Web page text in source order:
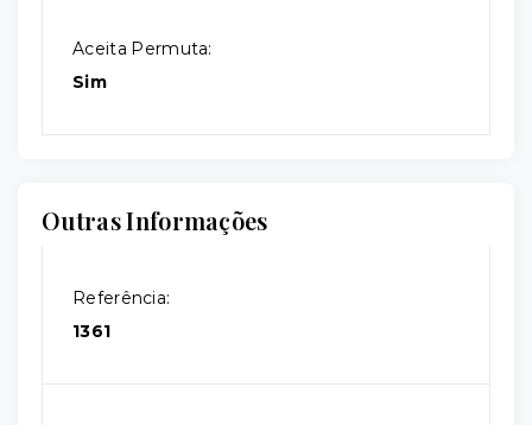
Aceita Permuta:
Sim
Outras Informações
Referência:
1361